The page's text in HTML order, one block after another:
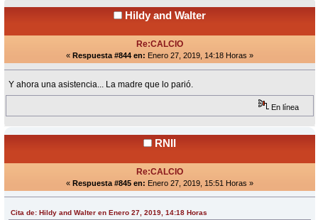
Hildy and Walter
Re:CALCIO
« Respuesta #844 en: Enero 27, 2019, 14:18 Horas »
Y ahora una asistencia... La madre que lo parió.
En línea
RNII
Re:CALCIO
« Respuesta #845 en: Enero 27, 2019, 15:51 Horas »
Cita de: Hildy and Walter en Enero 27, 2019, 14:18 Horas